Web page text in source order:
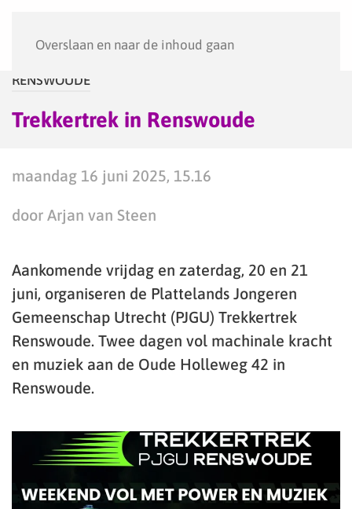
Overslaan en naar de inhoud gaan
RENSWOUDE
Trekkertrek in Renswoude
maandag 16 juni 2025, 15.16
door Arjan van Steen
Aankomende vrijdag en zaterdag, 20 en 21
juni, organiseren de Plattelands Jongeren
Gemeenschap Utrecht (PJGU) Trekkertrek
Renswoude. Twee dagen vol machinale kracht
en muziek aan de Oude Holleweg 42 in
Renswoude.